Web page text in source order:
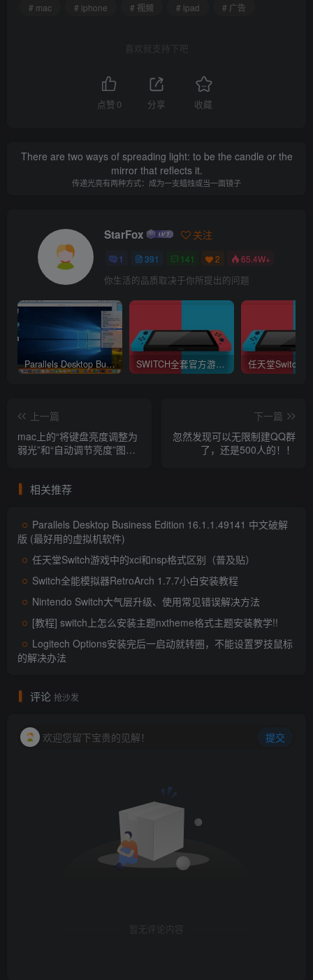
# mac
# iphone # 视频 # ipad # 广告
喜欢就支持下吧
点赞 0 分享 收藏
There are two ways of spreading light: to be the candle or the
mirror that reflects it.
传递光亮有两种方式：成为一支蜡烛或当一面镜子
StarFox 关注
1 391 141 2 65.4W+
你生活的品质取决于你所提出的问题
Parallels Desktop Business Edition 16.1.1.49141 中文破解版 (最好用的虚拟机软件) SWITCH全套官方游戏XCI下载 (不提供下载)
上一篇
mac上的“将键盘亮度调整为
弱光”和“自动调节亮度”图文
下一篇
忽然发现可以无限制建QQ群
了，还是500人的！！
相关推荐
Parallels Desktop Business Edition 16.1.1.49141 中文破解
版 (最好用的虚拟机软件)
任天堂Switch游戏中的xci和nsp格式区别（普及贴）
Switch全能模拟器RetroArch 1.7.7小白安装教程
Nintendo Switch大气层升级、使用常见错误解决方法
[教程] switch上怎么安装主题nxtheme格式主题安装教学!!
Logitech Options安装完后一启动就转圈，不能设置罗技鼠标
的解决办法
评论 抢沙发
欢迎您留下宝贵的见解！ 提交
暂无评论内容